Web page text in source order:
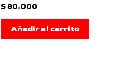
$80.000
Añadir al carrito